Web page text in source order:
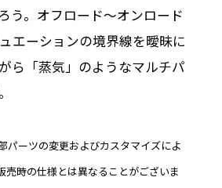
う。オフロード～オンロード
エーションの境界線を曖昧に
ら「蒸気」のようなマルチパ
パーツの変更およびカスタマイズによ
売時の仕様とは異なることがございま